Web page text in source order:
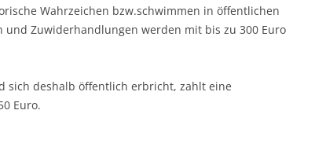
Wahrzeichen bzw.schwimmen in öffentlichen
und Zuwiderhandlungen werden mit bis zu 300 Euro
sich deshalb öffentlich erbricht, zahlt eine
Euro.